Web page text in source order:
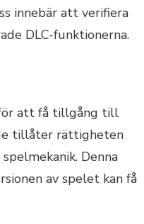
innebär att verifiera
DLC-funktionerna.
att få tillgång till
tillåter rättigheten
Denna
av spelet kan få